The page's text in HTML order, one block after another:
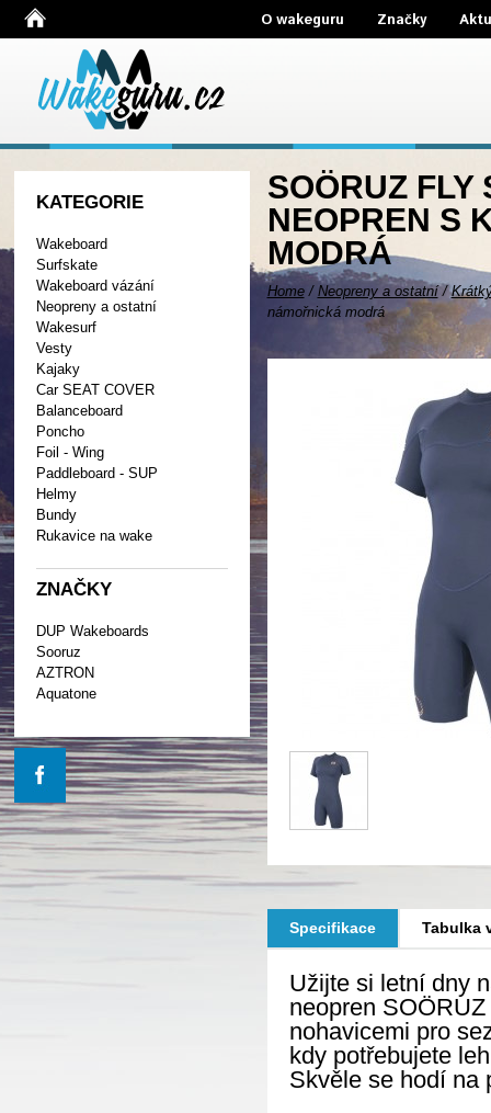
O wakeguru Značky
KATEGORIE
Wakeboard
Surfskate
Wakeboard vázání
Neopreny a ostatní
Wakesurf
Vesty
Kajaky
Car SEAT COVER
Balanceboard
Poncho
Foil - Wing
Paddleboard - SUP
Helmy
Bundy
Rukavice na wake
ZNAČKY
DUP Wakeboards
Sooruz
AZTRON
Aquatone
SOÖRUZ FLY
NEOPREN S
MODRÁ
Home/ Neopreny a ostatní/
námořnická modrá
Specifikace Tabulka
Užijte si letní dny
neopren
nohavicemi pro
kdy potřebujete
Skvěle se hodí na